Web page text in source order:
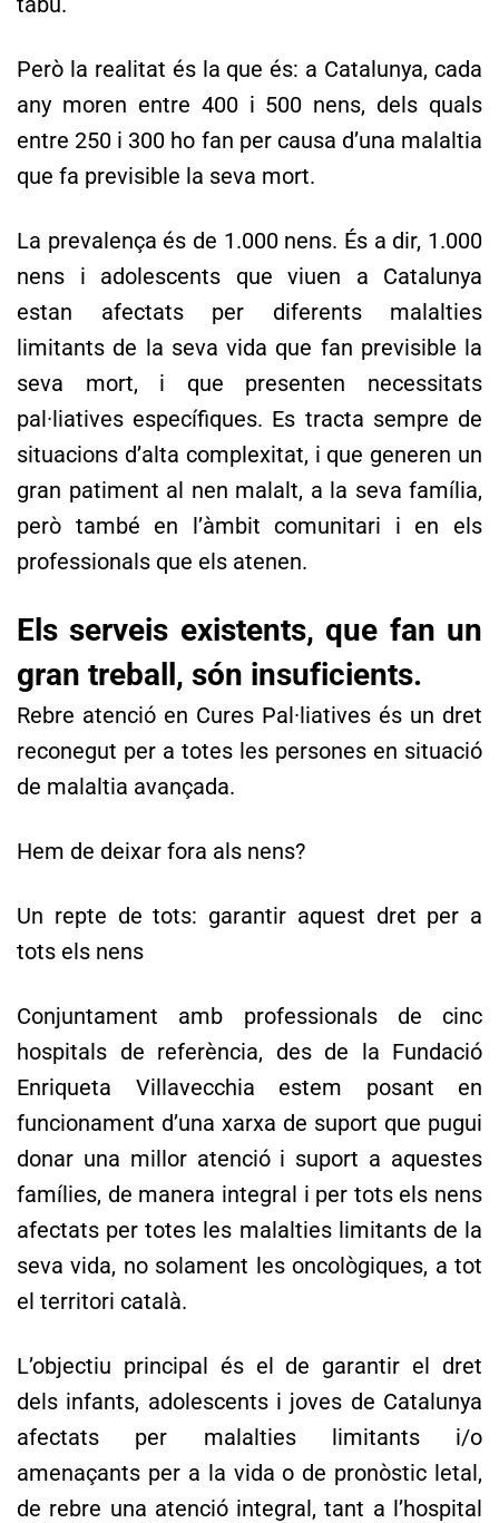
Però la realitat és la que és: a Catalunya, cada
any moren entre 400 i 500 nens, dels quals
entre 250 i 300 ho fan per causa d’una malaltia
que fa previsible la seva mort.
La prevalença és de 1.000 nens. És a dir, 1.000
nens i adolescents que viuen a Catalunya
estan afectats per diferents malalties
limitants de la seva vida que fan previsible la
seva mort, i que presenten necessitats
pal·liatives específiques. Es tracta sempre de
situacions d’alta complexitat, i que generen un
gran patiment al nen malalt, a la seva família,
però també en l’àmbit comunitari i en els
professionals que els atenen.
Els serveis existents, que fan un
gran treball, són insuficients.
Rebre atenció en Cures Pal·liatives és un dret
reconegut per a totes les persones en situació
de malaltia avançada.
Hem de deixar fora als nens?
Un repte de tots: garantir aquest dret per a
tots els nens
Conjuntament amb professionals de cinc
hospitals de referència, des de la Fundació
Enriqueta Villavecchia estem posant en
funcionament d’una xarxa de suport que pugui
donar una millor atenció i suport a aquestes
famílies, de manera integral i per tots els nens
afectats per totes les malalties limitants de la
seva vida, no solament les oncològiques, a tot
el territori català.
L’objectiu principal és el de garantir el dret
dels infants, adolescents i joves de Catalunya
afectats per malalties limitants i/o
amenaçants per a la vida o de pronòstic letal,
de rebre una atenció integral, tant a l’hospital